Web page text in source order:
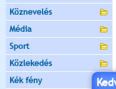
Köznevelés
Média
Sport
Közlekedés
Kék fény